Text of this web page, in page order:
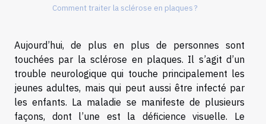
Comment traiter la sclérose en plaques ?
Aujourd’hui, de plus en plus de personnes sont
touchées par la sclérose en plaques. Il s’agit d’un
trouble neurologique qui touche principalement les
jeunes adultes, mais qui peut aussi être infecté par
les enfants. La maladie se manifeste de plusieurs
façons, dont l’une est la déficience visuelle. Le